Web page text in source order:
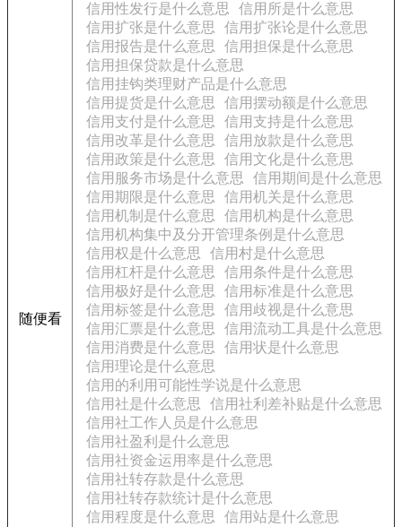
随便看
信用性发行是什么意思
信用所是什么意思
信用扩张是什么意思
信用扩张论是什么意思
信用报告是什么意思
信用担保是什么意思
信用担保贷款是什么意思
信用挂钩类理财产品是什么意思
信用提货是什么意思
信用摆动额是什么意思
信用支付是什么意思
信用支持是什么意思
信用改革是什么意思
信用放款是什么意思
信用政策是什么意思
信用文化是什么意思
信用服务市场是什么意思
信用期间是什么意思
信用期限是什么意思
信用机关是什么意思
信用机制是什么意思
信用机构是什么意思
信用机构集中及分开管理条例是什么意思
信用权是什么意思
信用村是什么意思
信用杠杆是什么意思
信用条件是什么意思
信用极好是什么意思
信用标准是什么意思
信用标签是什么意思
信用歧视是什么意思
信用汇票是什么意思
信用流动工具是什么意思
信用消费是什么意思
信用状是什么意思
信用理论是什么意思
信用的利用可能性学说是什么意思
信用社是什么意思
信用社利差补贴是什么意思
信用社工作人员是什么意思
信用社盈利是什么意思
信用社资金运用率是什么意思
信用社转存款是什么意思
信用社转存款统计是什么意思
信用程度是什么意思
信用站是什么意思